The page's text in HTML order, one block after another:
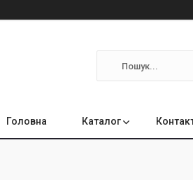
Головна Каталог